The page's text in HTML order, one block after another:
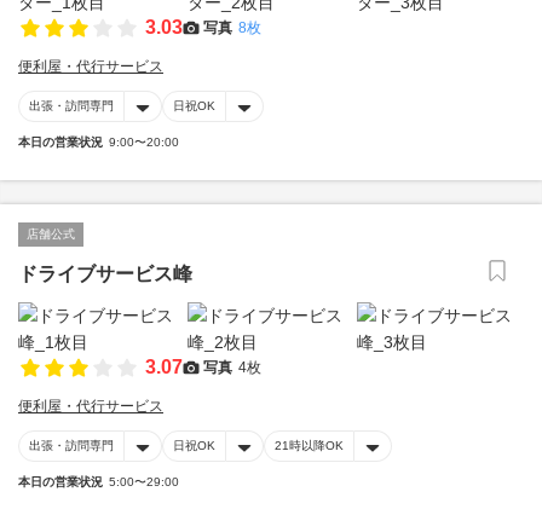
3.03 写真 8枚
便利屋・代行サービス
出張・訪問専門 日祝OK
本日の営業状況 9:00〜20:00
店舗公式
ドライブサービス峰
3.07 写真 4枚
便利屋・代行サービス
出張・訪問専門 日祝OK 21時以降OK
本日の営業状況 5:00〜29:00